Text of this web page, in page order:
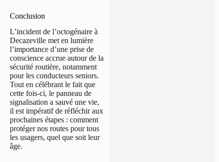
Conclusion
L’incident de l’octogénaire à
Decazeville met en lumière
l’importance d’une prise de
conscience accrue autour de la
sécurité routière, notamment
pour les conducteurs seniors.
Tout en célébrant le fait que
cette fois-ci, le panneau de
signalisation a sauvé une vie,
il est impératif de réfléchir aux
prochaines étapes : comment
protéger nos routes pour tous
les usagers, quel que soit leur
âge.